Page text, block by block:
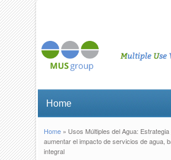
You are here
Home» Usos Múltiples del Agua:
aumentar el impacto de servicios de agua,
integral